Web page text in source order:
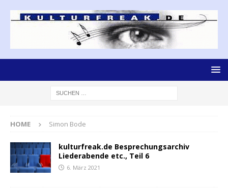
HOME Simon Bode
kulturfreak.de Besprechungsarchiv
Liederabende etc., Teil 6
6. März 2021